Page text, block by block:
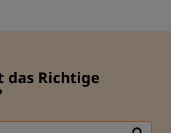
das Richtige